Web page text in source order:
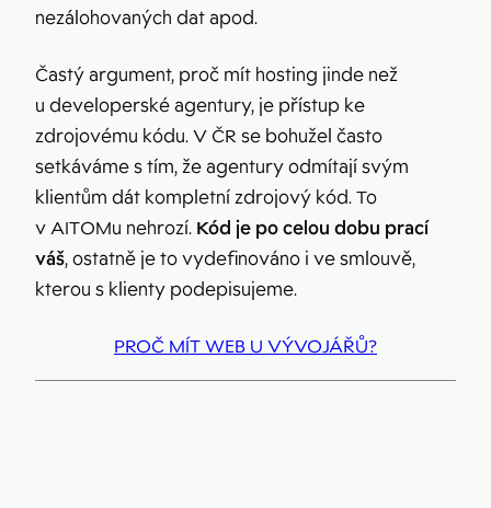
nezálohovaných dat apod.
Častý argument, proč mít hosting jinde než
u developerské agentury, je přístup ke
zdrojovému kódu. V ČR se bohužel často
setkáváme s tím, že agentury odmítají svým
klientům dát kompletní zdrojový kód. To
v AITOMu nehrozí. Kód je po celou dobu prací
váš, ostatně je to vydefinováno i ve smlouvě,
kterou s klienty podepisujeme.
PROČ MÍT WEB U VÝVOJÁŘŮ?